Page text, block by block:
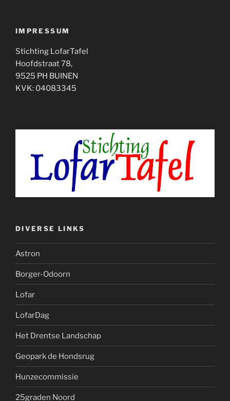
IMPRESSUM
Stichting LofarTafel
Hoofdstraat 78,
9525 PH BUINEN
KVK: 04083345
DIVERSE LINKS
Astron
Borger-Odoorn
Lofar
LofarDag
Het Drentse Landschap
Geopark de Hondsrug
Hunzecommissie
25graden Noord